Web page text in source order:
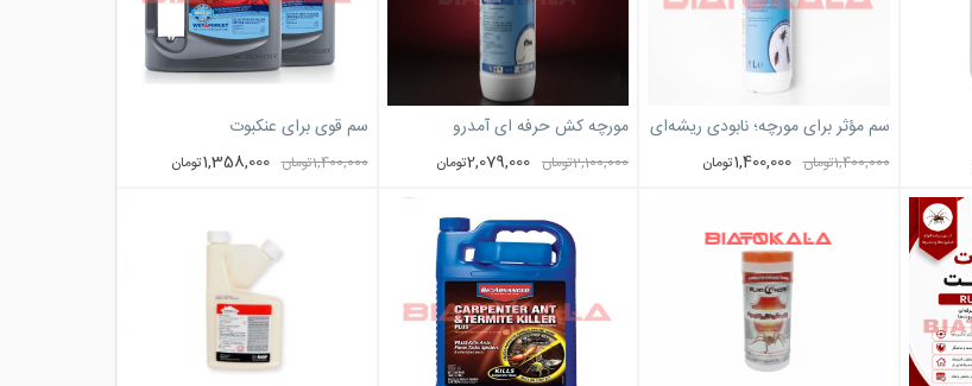
سم مؤثر برای مورچه؛ نابودی ریشه‌ای
مورچه‌ها در خانه و حیاط
1,400,000تومان 1,400,000تومان
مورچه کش حرفه ای آمدرو
2,100,000تومان 2,079,000تومان
سم قوی برای عنکبوت
1,400,000تومان 1,358,000تومان